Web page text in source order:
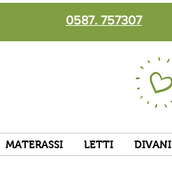
0587. 757307
MATERASSI LETTI DIVANI